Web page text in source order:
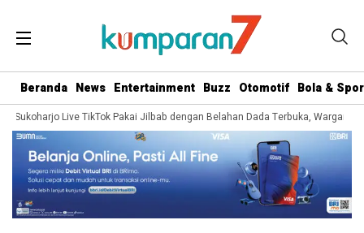
Beranda News Entertainment Buzz Otomotif Bola &
Live TikTok Pakai Jilbab dengan Belahan Dada Terbuka, Warganet